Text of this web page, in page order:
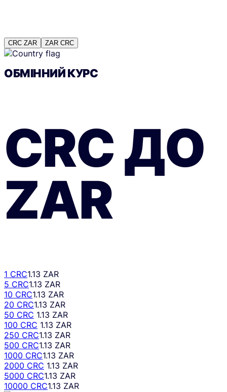
CRC ZAR ZAR CRC
ОБМІННИЙ КУРС
CRCДО
ZAR
1 CRC1.13 ZAR
5 CRC1.13 ZAR
10 CRC1.13 ZAR
20 CRC1.13 ZAR
50 CRC 1.13 ZAR
100 CRC 1.13 ZAR
250 CRC1.13 ZAR
500 CRC1.13 ZAR
1000 CRC1.13 ZAR
2000 CRC 1.13 ZAR
5000 CRC1.13 ZAR
10000 CRC1.13 ZAR